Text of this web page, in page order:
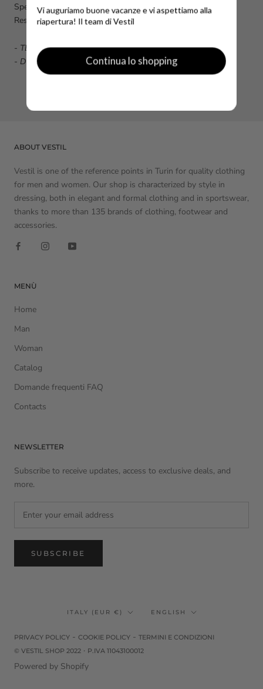
Spese di spedizione calcolate al momento dell'acquisto.
Reso disponibile fino a 14 giorni dalla data di consegna.
- TERMINI E CONDIZIONI GENERALI DI VENDITA
- DOMANDE FREQUENTI FAQ
ABOUT VESTIL
Vestil is one of the reference points in Turin for quality clothing
for men and women. Our shop is characterized by style in
dressing, both in elegant and formal clothing and in sportswear,
thanks to more than 135 brands of clothing, footwear and
accessories.
MENÙ
Home
Man
Woman
Catalog
Domande frequenti FAQ
Contacts
NEWSLETTER
Subscribe to receive updates, access to exclusive deals, and
more.
SUBSCRIBE
Country/region
ITALY (EUR €) Language
ENGLISH
PRIVACY POLICY - COOKIE POLICY - TERMINI E CONDIZIONI
© VESTIL SHOP 2022 · P.IVA 11043100012
Powered by Shopify
Vi auguriamo buone vacanze e vi aspettiamo alla
riapertura! Il team di Vestil
Continua lo shopping